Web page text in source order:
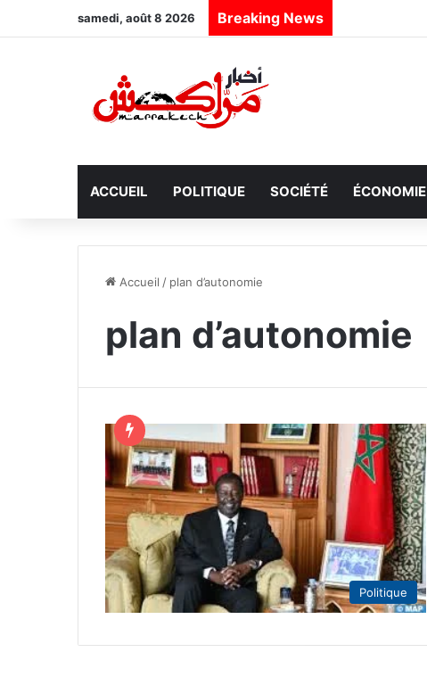
samedi, août 8 2026 Breaking News
ACCUEIL POLITIQUE SOCIÉTÉ ÉCONOMIE
Accueil / plan d’autonomie
plan d’autonomie
Politique